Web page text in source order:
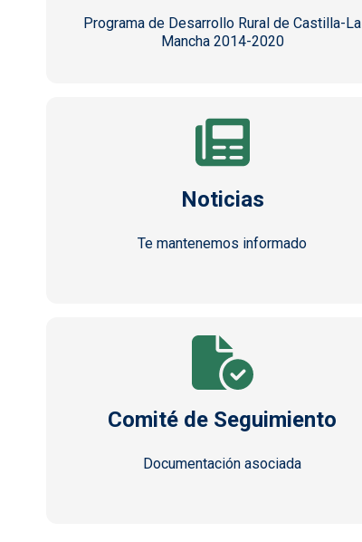
Programa de Desarrollo Rural de Castilla-La
Mancha 2014-2020
Noticias
Te mantenemos informado
Comité de Seguimiento
Documentación asociada